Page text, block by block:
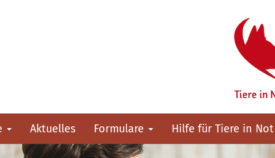
Aktuelles Formulare Hilfe für Tiere in Not